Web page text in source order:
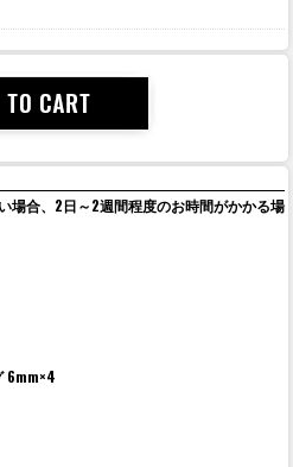
場合、2日～2週間程度のお時間がかかる場
6mm×4